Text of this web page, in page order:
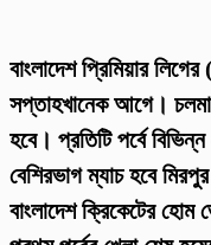
বাংলাদেশ প্রিমিয়ার
সপ্তাহখানেক আগে। চলমান
হবে। প্রতিটি পর্বে
বেশিরভাগ ম্যাচ হবে
বাংলাদেশ ক্রিকেটের হোম